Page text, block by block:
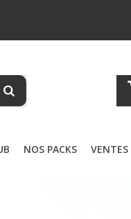
NOS PACKS VENTES